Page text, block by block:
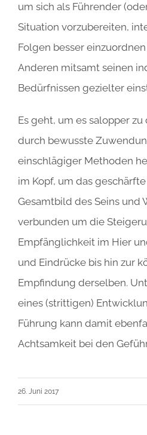
um sich als Führender
Situation vorzubereiten,
Folgen besser
Anderen mitsamt seinen
Bedürfnissen gezielter
Es geht, um es salopper
durch bewusste
einschlägiger Methoden
im Kopf, um das
Gesamtbild des Seins und
verbunden um die
Empfänglichkeit im Hier
und Eindrücke bis hin zur
Empfindung derselben.
eines (strittigen)
Führung kann damit
Achtsamkeit bei den
26. Juni 2017